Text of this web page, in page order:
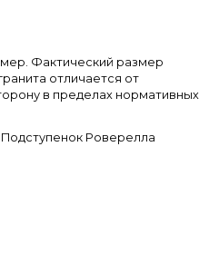
Фактический размер
отличается от
в пределах нормативных
Подступенок Роверелла